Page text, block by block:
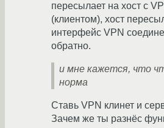
пересылает на хост с
(клиентом), хост
интерфейс VPN
обратно.
и мне кажется, что
норма
Ставь VPN клинет и
Зачем же ты разнёс